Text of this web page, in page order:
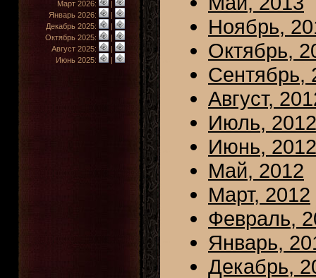
Март 2026:
|
Январь 2026:
|
Декабрь 2025:
|
Октябрь 2025:
|
Август 2025:
|
Июнь 2025:
|
Ноябрь,
Октябрь,
Сентябрь,
Август,
Июль, 2012
Июнь, 2012
Май, 2012
Март, 2012
Февраль,
Январь,
Декабрь,